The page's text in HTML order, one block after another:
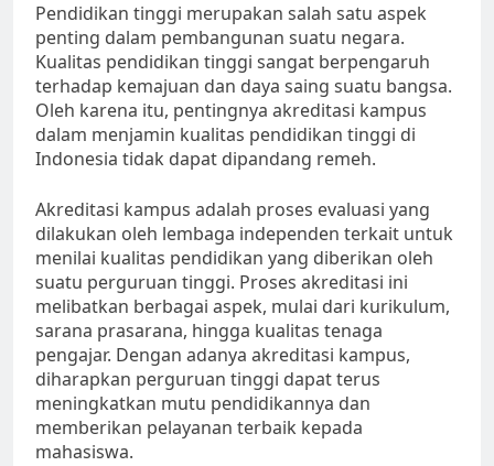
Pendidikan tinggi merupakan salah satu aspek
penting dalam pembangunan suatu negara.
Kualitas pendidikan tinggi sangat berpengaruh
terhadap kemajuan dan daya saing suatu bangsa.
Oleh karena itu, pentingnya akreditasi kampus
dalam menjamin kualitas pendidikan tinggi di
Indonesia tidak dapat dipandang remeh.
Akreditasi kampus adalah proses evaluasi yang
dilakukan oleh lembaga independen terkait untuk
menilai kualitas pendidikan yang diberikan oleh
suatu perguruan tinggi. Proses akreditasi ini
melibatkan berbagai aspek, mulai dari kurikulum,
sarana prasarana, hingga kualitas tenaga
pengajar. Dengan adanya akreditasi kampus,
diharapkan perguruan tinggi dapat terus
meningkatkan mutu pendidikannya dan
memberikan pelayanan terbaik kepada
mahasiswa.